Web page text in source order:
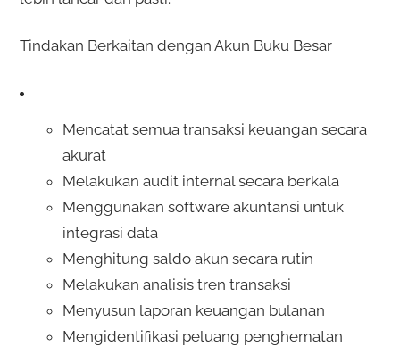
Tindakan Berkaitan dengan Akun Buku Besar
Mencatat semua transaksi keuangan secara
akurat
Melakukan audit internal secara berkala
Menggunakan software akuntansi untuk
integrasi data
Menghitung saldo akun secara rutin
Melakukan analisis tren transaksi
Menyusun laporan keuangan bulanan
Mengidentifikasi peluang penghematan